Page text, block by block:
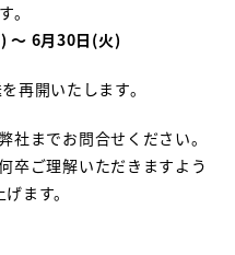
。
～ 6月30日(火)
再開いたします。
社までお問合せください。
卒ご理解いただきますよう
ます。